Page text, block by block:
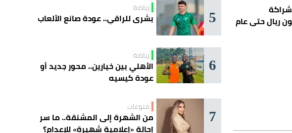
بـ200 مليون ريال حتى عام
5 رياضة
بشرى للراقي.. عودة صانع الألعاب
6 رياضة
الأهلي بين خيارين.. محور جديد أو
عودة كيسيه
7 منوعات
من الشهرة إلى المشنقة.. ما سر
إحالة «إعلامية شهيرة» للإعدام؟